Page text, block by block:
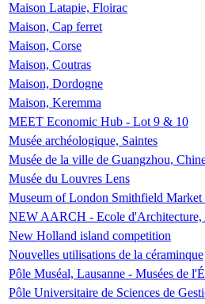
Maison Latapie, Floirac
Maison, Cap ferret
Maison, Corse
Maison, Coutras
Maison, Dordogne
Maison, Keremma
MEET Economic Hub - Lot 9 & 10
Musée archéologique, Saintes
Musée de la ville de Guangzhou,
Musée du Louvres Lens
Museum of London Smithfield
NEW AARCH - Ecole d'Architecture,
New Holland island competition
Nouvelles utilisations de la céraminque
Pôle Muséal, Lausanne - Musées de
Pôle Universitaire de Sciences de